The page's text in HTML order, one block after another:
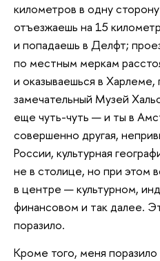
километров в одну
отъезжаешь на 15
и попадаешь в Делфт;
по местным меркам
и оказываешься в
замечательный Музей
еще чуть-чуть — и ты в
совершенно другая,
России, культурная
не в столице, но при этом
в центре — культурном,
финансовом и так далее.
поразило.
Кроме того, меня